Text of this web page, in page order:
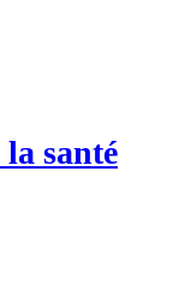
santé